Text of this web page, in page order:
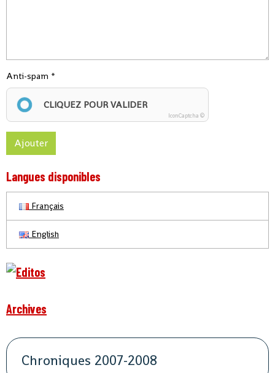
Anti-spam
CLIQUEZ POUR VALIDER
IconCaptcha ©
Ajouter
Langues disponibles
Français
English
Archives
Chroniques 2007-2008